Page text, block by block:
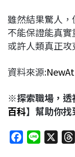
雖然結果驚人
不能保證能真實
或許人類真正攻
資料來源:
※探索職場，
百科】幫助你找